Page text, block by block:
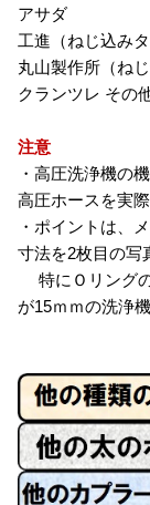
アサダ
工進（ねじ込みタ
丸山製作所（ね
クランツレ その
注意
・高圧洗浄機の
高圧ホースを実
・ポイントは、
寸法を2枚目の写
特にＯリング
が15ｍｍの洗浄